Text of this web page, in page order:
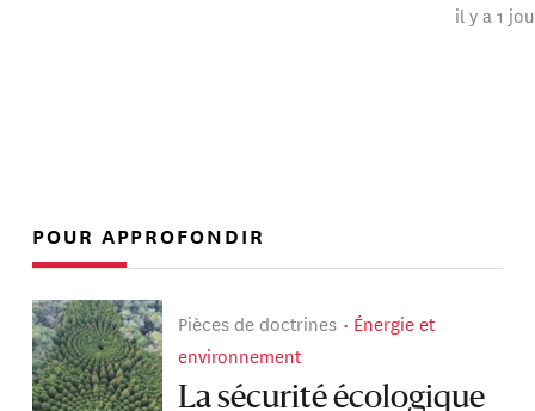
il y a 1
POUR APPROFONDIR
Pièces de doctrines
Énergie et
environnement
La sécurité écologique